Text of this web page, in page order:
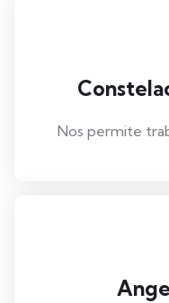
Nos permite